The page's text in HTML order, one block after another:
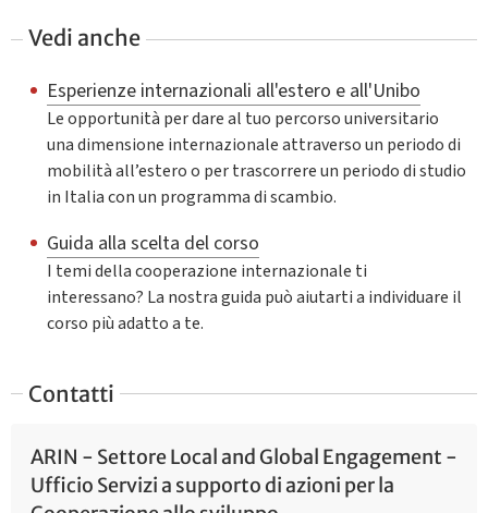
Vedi anche
Esperienze internazionali all'estero e all'Unibo
Le opportunità per dare al tuo percorso universitario
una dimensione internazionale attraverso un periodo di
mobilità all’estero o per trascorrere un periodo di studio
in Italia con un programma di scambio.
Guida alla scelta del corso
I temi della cooperazione internazionale ti
interessano? La nostra guida può aiutarti a individuare il
corso più adatto a te.
Contatti
ARIN - Settore Local and Global Engagement -
Ufficio Servizi a supporto di azioni per la